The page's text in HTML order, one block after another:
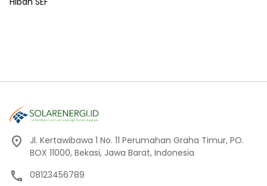
Jl. Kertawibawa 1 No. 11 Perumahan Graha Timur, PO.
BOX 11000, Bekasi, Jawa Barat, Indonesia
08123456789